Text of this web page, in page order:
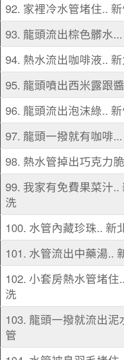
92. 家裡冷水管堵住..
93. 龍頭流出棕色髒水
94. 熱水流出咖啡液..
95. 龍頭噴出西米露跟
96. 龍頭流出泡沫綠..
97. 龍頭一撥就有咖啡
98. 熱水管掉出巧克力
99. 我家有免費果菜汁
洗
100. 水管內藏珍珠.. 新
101. 水管流出中藥湯..
102. 小套房熱水管堵
洗
103. 龍頭一撥就流出
管